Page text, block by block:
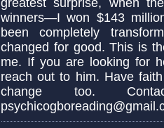
greatest surprise, when
winners—I won $143
been completely
changed for good. This is
me. If you are looking for
reach out to him. Have
change too.